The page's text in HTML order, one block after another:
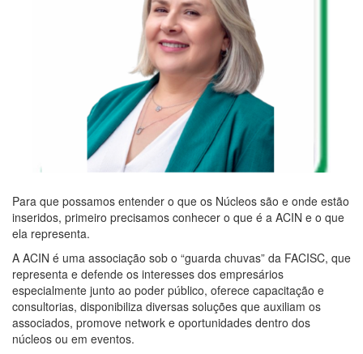
Para que possamos entender o que os Núcleos são e onde estão
inseridos, primeiro precisamos conhecer o que é a ACIN e o que
ela representa.
A ACIN é uma associação sob o “guarda chuvas” da FACISC, que
representa e defende os interesses dos empresários
especialmente junto ao poder público, oferece capacitação e
consultorias, disponibiliza diversas soluções que auxiliam os
associados, promove network e oportunidades dentro dos
núcleos ou em eventos.